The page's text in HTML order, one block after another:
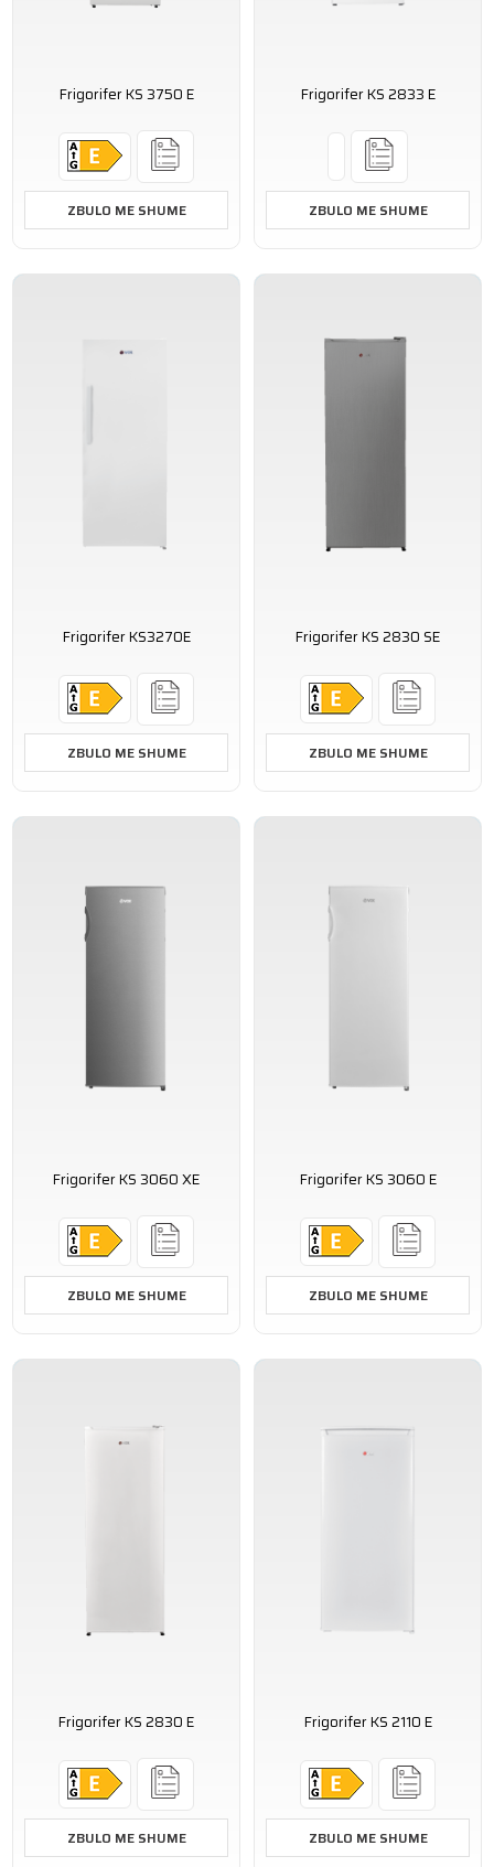
Frigorifer KS 3750 E
ZBULO ME SHUME
Frigorifer KS 2833 E
ZBULO ME SHUME
Frigorifer KS3270E
ZBULO ME SHUME
Frigorifer KS 2830 SE
ZBULO ME SHUME
Frigorifer KS 3060 XE
ZBULO ME SHUME
Frigorifer KS 3060 E
ZBULO ME SHUME
Frigorifer KS 2830 E
ZBULO ME SHUME
Frigorifer KS 2110 E
ZBULO ME SHUME